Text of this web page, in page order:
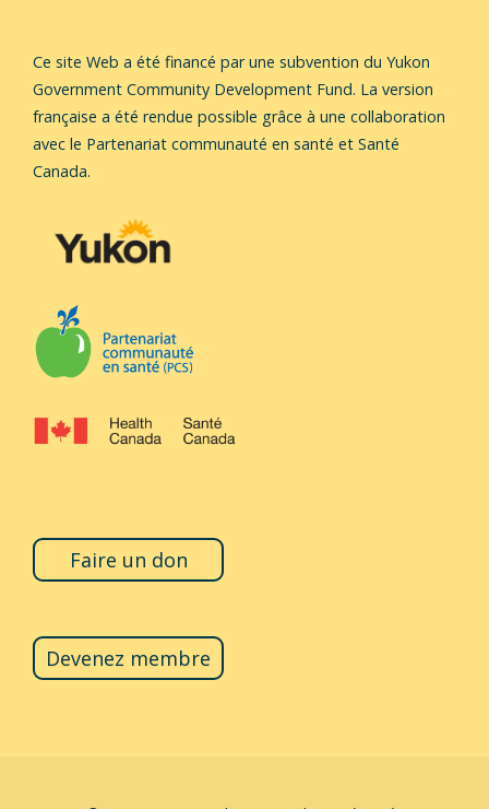
Ce site Web a été financé par une subvention du Yukon
Government Community Development Fund. La version
française a été rendue possible grâce à une collaboration
avec le Partenariat communauté en santé et Santé
Canada.
Faire un don
Devenez membre